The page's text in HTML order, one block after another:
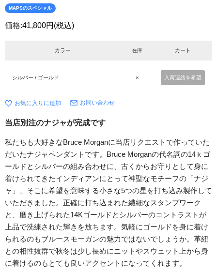
MAPSのスペシャル
価格:41,800円 (税込)
カラー 在庫 カート
シルバー / ゴールド × 入荷連絡を希望
お問い合わせ
当店別注のナジャが完成です
私たちも大好きなBruce Morganに当店リクエストで作っていた
だいたナジャペンダントです。Bruce Morganの代名詞の14ｋゴ
ールドとシルバーの組み合わせに、古くからお守りとして身に
着けられてきたインディアンにとって神聖なモチーフの「ナジ
ャ」、そこに希望を意味する小さな5つの星を打ち込み製作して
いただきました。正確に打ち込まれた繊細なスタンプワーク
と、磨き上げられた14Kゴールドとシルバーのコントラストが
上品で洗練された輝きを放ちます。気軽にゴールドを身に着け
られるのもブルースモーガンの魅力ではないでしょうか。革紐
との相性抜群で秋冬は少し長めにニットやスウェット上から身
に着けるのもとても良いアクセントになってくれます。